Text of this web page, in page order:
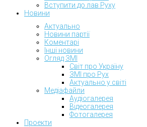
Вступити до лав Руху
Новини
Актуально
Новини партії
Коментарі
Інші новини
Огляд ЗМІ
Світ про Україну
ЗМІ про Рух
Актуально у світі
Медіафайли
Аудіогалерея
Відеогалерея
Фотогалерея
Проекти